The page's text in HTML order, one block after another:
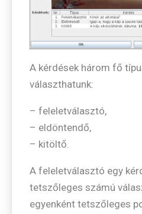
A kérdések három fő
választhatunk:
– feleletválasztó,
– eldöntendő,
– kitöltő.
A feleletválasztó egy
tetszőleges számú
egyenként tetszőleges